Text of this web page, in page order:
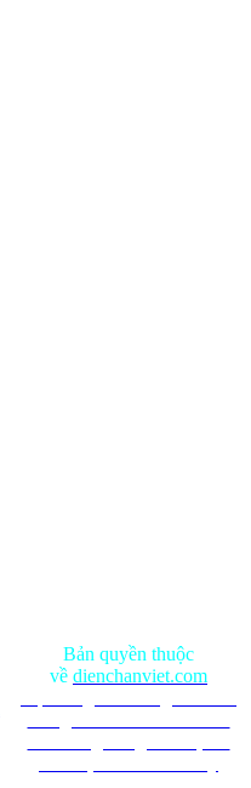
Bản quyền thuộc
về dienchanviet.com